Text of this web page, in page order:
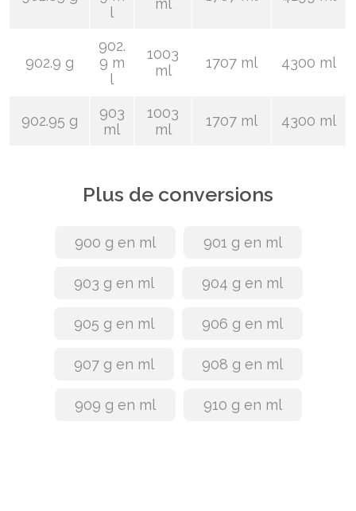
l
ml
902.9 g
902.
9 m
l
1003
ml
1707 ml 4300 ml
902.95 g
903
ml
1003
ml
1707 ml 4300 ml
Plus de conversions
900 g en ml 901 g en ml
903 g en ml 904 g en ml
905 g en ml 906 g en ml
907 g en ml 908 g en ml
909 g en ml 910 g en ml